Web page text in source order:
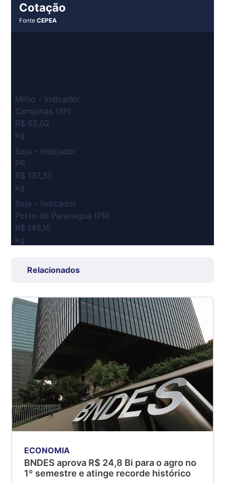
Cotação
FonteCEPEA
Milho - Indicador
Campinas (SP)
R$ 65,02
kg
Soja - Indicador
PR
R$ 137,33
kg
Soja - Indicador
Porto de Paranaguá (PR)
R$ 145,15
kg
Grande São Paulo (SP)
Suíno - Estadual
SP
R$ 5,06
kg
Suíno - Estadual
MG
R$ 5,04
kg
Suíno - Estadual
PR
kg
Suíno - Estadual
SC
Relacionados
ECONOMIA
BNDES aprova R$ 24,8 Bi para o agro no
1º semestre e atinge recorde histórico